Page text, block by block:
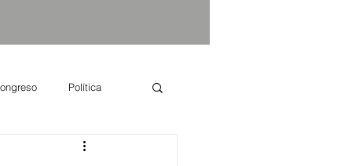
Política